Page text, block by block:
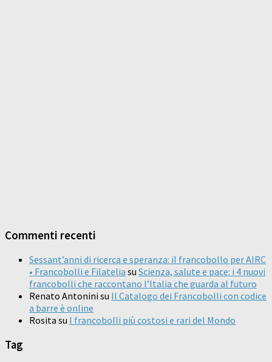
Commenti recenti
Sessant’anni di ricerca e speranza: il francobollo per AIRC
• Francobolli e Filatelia su Scienza, salute e pace: i 4 nuovi
francobolli che raccontano l’Italia che guarda al futuro
Renato Antonini su Il Catalogo dei Francobolli con codice
a barre è online
Rosita su I francobolli più costosi e rari del Mondo
Tag